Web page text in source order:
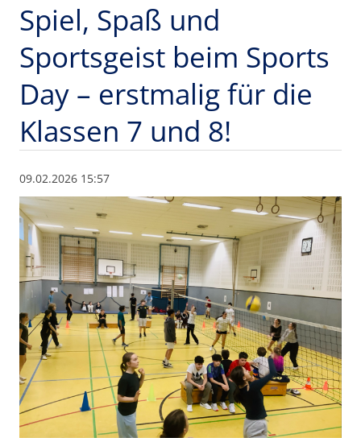
Spiel, Spaß und
Sportsgeist beim Sports
Day – erstmalig für die
Klassen 7 und 8!
09.02.2026 15:57